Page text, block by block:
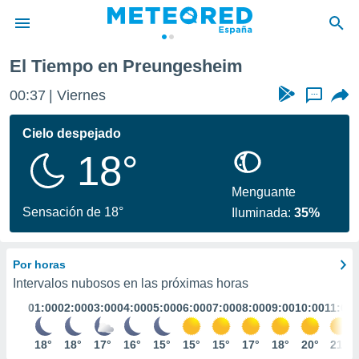
de
por
se
calidad.
a este
las
y
forma
digital
basada
El Tiempo en Preungesheim
00:37 Viernes ...
Cielo despejado
18°
Sensación de 18°
Menguante
Iluminada:35%
Por horas
Intervalos nubosos en las próximas horas
01:00
18°
02:00
18°
03:00
17°
04:00
16°
05:00
15°
06:00
15°
07:00
15°
08:00
17°
09:00
18°
10:00
20°
11:00
21°